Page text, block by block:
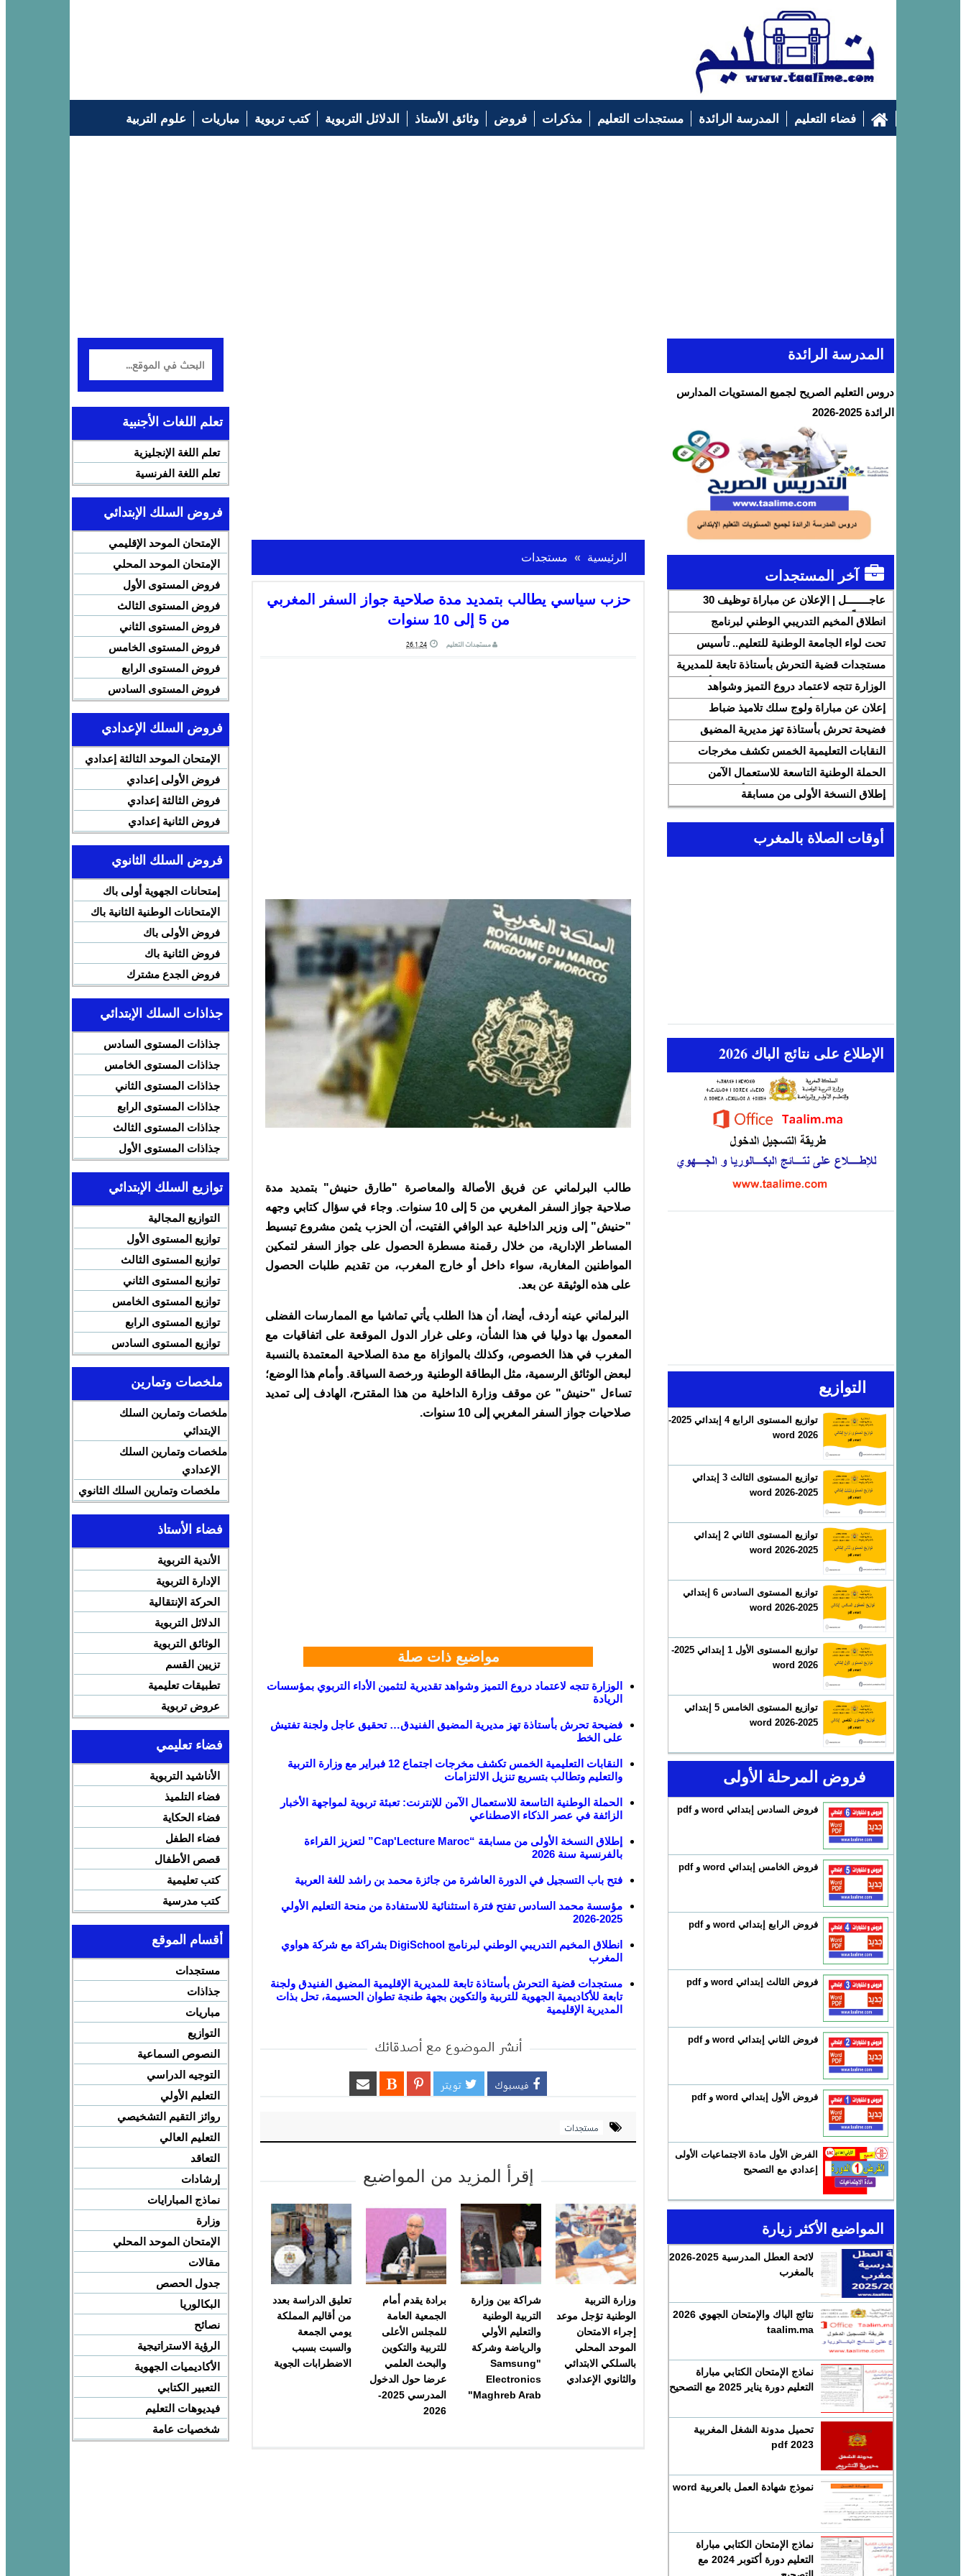
فضاء التعليم المدرسة الرائدة مستجدات التعليم مذكرات فروض وثائق الأستاذ الدلائل التربوية كتب تربوية مباريات
علوم التربية
الرئيسية مستجدات
حزب سياسي يطالب بتمديد مدة صلاحية جواز السفر المغربي
من 5 إلى 10 سنوات
مستجدات التعليم 26.1.24
طالب البرلماني عن فريق الأصالة والمعاصرة "طارق حنيش" بتمديد مدة
صلاحية جواز السفر المغربي من 5 إلى 10 سنوات. وجاء في سؤال كتابي وجهه
"حنيش" إلى وزير الداخلية عبد الوافي الفتيت، أن الحزب يثمن مشروع تبسيط
المساطر الإدارية، من خلال رقمنة مسطرة الحصول على جواز السفر لتمكين
المواطنين المغاربة، سواء داخل أو خارج المغرب، من تقديم طلبات الحصول
على هذه الوثيقة عن بعد.
البرلماني عينه أردف، أيضا، أن هذا الطلب يأتي تماشيا مع الممارسات الفضلى
المعمول بها دوليا في هذا الشأن، وعلى غرار الدول الموقعة على اتفاقيات مع
المغرب في هذا الخصوص، وكذلك بالموازاة مع مدة الصلاحية المعتمدة بالنسبة
لبعض الوثائق الرسمية، مثل البطاقة الوطنية ورخصة السياقة. وأمام هذا الوضع؛
تساءل "حنيش" عن موقف وزارة الداخلية من هذا المقترح، الهادف إلى تمديد
صلاحيات جواز السفر المغربي إلى 10 سنوات.
مواضيع ذات صلة
الوزارة تتجه لاعتماد دروع التميز وشواهد تقديرية لتثمين الأداء التربوي بمؤسسات
الريادة
فضيحة تحرش بأستاذة تهز مديرية المضيق الفنيدق… تحقيق عاجل ولجنة تفتيش
على الخط
النقابات التعليمية الخمس تكشف مخرجات اجتماع 12 فبراير مع وزارة التربية
والتعليم وتطالب بتسريع تنزيل الالتزامات
الحملة الوطنية التاسعة للاستعمال الآمن للإنترنت: تعبئة تربوية لمواجهة الأخبار
الزائفة في عصر الذكاء الاصطناعي
إطلاق النسخة الأولى من مسابقة “Cap'Lecture Maroc” لتعزيز القراءة
بالفرنسية سنة 2026
فتح باب التسجيل في الدورة العاشرة من جائزة محمد بن راشد للغة العربية
مؤسسة محمد السادس تفتح فترة استثنائية للاستفادة من منحة التعليم الأولي
2025-2026
انطلاق المخيم التدريبي الوطني لبرنامج DigiSchool بشراكة مع شركة هواوي
المغرب
مستجدات قضية التحرش بأستاذة تابعة للمديرية الإقليمية المضيق الفنيدق ولجنة
تابعة للأكاديمية الجهوية للتربية والتكوين بجهة طنجة تطوان الحسيمة، تحل بذات
المديرية الإقليمية
أنشر الموضوع مع أصدقائك
فيسبوك تويتر
مستجدات
إقرأ المزيد من المواضيع
وزارة التربية
الوطنية تؤجل موعد
إجراء الامتحان
الموحد المحلي
بالسلكي الابتدائي
والثانوي الإعدادي
شراكة بين وزارة
التربية الوطنية
والتعليم الأولي
والرياضة وشركة
"Samsung
Electronics
Maghreb Arab"
برادة يقدم أمام
الجمعية العامة
للمجلس الأعلى
للتربية والتكوين
والبحث العلمي
عرضا حول الدخول
المدرسي 2025-
2026
تعليق الدراسة بعدد
من أقاليم المملكة
يومي الجمعة
والسبت بسبب
الاضطرابات الجوية
المدرسة الرائدة
دروس التعليم الصريح لجميع المستويات المدارس
الرائدة 2025-2026
آخر المستجدات
عاجــــــــل | الإعلان عن مباراة توظيف 30
متصرفاً من الدرجة الثانية بقطاع الشباب
انطلاق المخيم التدريبي الوطني لبرنامج
DigiSchool بشراكة مع شركة هواوي المغرب
تحت لواء الجامعة الوطنية للتعليم.. تأسيس
النقابة الوطنية للمتصرفين والمتصرفات بقطاع
التربية الوطنية SNASE وانتخاب مكتبها
الوطني
مستجدات قضية التحرش بأستاذة تابعة للمديرية
الإقليمية المضيق الفنيدق ولجنة تابعة للأكاديمية
الجهوية للتربية والتكوين بجهة طنجة تطوان
الحسيمة، تحل بذات المديرية الإقليمية
الوزارة تتجه لاعتماد دروع التميز وشواهد
تقديرية لتثمين الأداء التربوي بمؤسسات الريادة
إعلان عن مباراة ولوج سلك تلاميذ ضباط
المدرسة الملكية الجوية لسنة 2026
فضيحة تحرش بأستاذة تهز مديرية المضيق
الفنيدق… تحقيق عاجل ولجنة تفتيش على
الخط
النقابات التعليمية الخمس تكشف مخرجات
اجتماع 12 فبراير مع وزارة التربية والتعليم
وتطالب بتسريع تنزيل الالتزامات
الحملة الوطنية التاسعة للاستعمال الآمن
للإنترنت: تعبئة تربوية لمواجهة الأخبار الزائفة
في عصر الذكاء الاصطناعي
إطلاق النسخة الأولى من مسابقة
“Cap'Lecture Maroc” لتعزيز القراءة
بالفرنسية سنة 2026
أوقات الصلاة بالمغرب
الإطلاع على نتائج الباك 2026
التوازيع
توازيع المستوى الرابع 4 إبتدائي 2025-
2026 word
توازيع المستوى الثالث 3 إبتدائي
2025-2026 word
توازيع المستوى الثاني 2 إبتدائي
2025-2026 word
توازيع المستوى السادس 6 إبتدائي
2025-2026 word
توازيع المستوى الأول 1 إبتدائي 2025-
2026 word
توازيع المستوى الخامس 5 إبتدائي
2025-2026 word
فروض المرحلة الأولى
فروض السادس إبتدائي word و pdf
فروض الخامس إبتدائي word و pdf
فروض الرابع إبتدائي word و pdf
فروض الثالث إبتدائي word و pdf
فروض الثاني إبتدائي word و pdf
فروض الأول إبتدائي word و pdf
الفرض الأول مادة الاجتماعيات الأولى
إعدادي مع التصحيح
المواضيع الأكثر زيارة
لائحة العطل المدرسية 2025-2026
بالمغرب
نتائج الباك والإمتحان الجهوي 2026
taalim.ma
نماذج الإمتحان الكتابي مباراة
التعليم دورة يناير 2025 مع التصحيح
تحميل مدونة الشغل المغربية
2023 pdf
نموذج شهادة العمل بالعربية word
نماذج الإمتحان الكتابي مباراة
التعليم دورة أكتوبر 2024 مع
تعلم اللغات الأجنبية
تعلم اللغة الإنجليزية
تعلم اللغة الفرنسية
فروض السلك الإبتدائي
الإمتحان الموحد الإقليمي
الإمتحان الموحد المحلي
فروض المستوى الأول
فروض المستوى الثالث
فروض المستوى الثاني
فروض المستوى الخامس
فروض المستوى الرابع
فروض المستوى السادس
فروض السلك الإعدادي
الإمتحان الموحد الثالثة إعدادي
فروض الأولى إعدادي
فروض الثالثة إعدادي
فروض الثانية إعدادي
فروض السلك الثانوي
إمتحانات الجهوية أولى باك
الإمتحانات الوطنية الثانية باك
فروض الأولى باك
فروض الثانية باك
فروض الجدع مشترك
جذاذات السلك الإبتدائي
جذاذات المستوى السادس
جذاذات المستوى الخامس
جذاذات المستوى الثاني
جذاذات المستوى الرابع
جذاذات المستوى الثالث
جذاذات المستوى الأول
توازيع السلك الإبتدائي
التوازيع المجالية
توازيع المستوى الأول
توازيع المستوى الثالث
توازيع المستوى الثاني
توازيع المستوى الخامس
توازيع المستوى الرابع
توازيع المستوى السادس
ملخصات وتمارين
ملخصات وتمارين السلك
الإبتدائي
ملخصات وتمارين السلك
الإعدادي
ملخصات وتمارين السلك الثانوي
فضاء الأستاذ
الأندية التربوية
الإدارة التربوية
الحركة الإنتقالية
الدلائل التربوية
الوثائق التربوية
تزيين القسم
تطبيقات تعليمية
عروض تربوية
فضاء تعليمي
الأناشيد التربوية
فضاء التلميذ
فضاء الحكاية
فضاء الطفل
قصص الأطفال
كتب تعليمية
كتب مدرسية
أقسام الموقع
مستجدات
جذاذات
مباريات
التوازيع
النصوص السماعية
التوجيه الدراسي
التعليم الأولي
روائز التقيم التشخيصي
التعليم العالي
التعاقد
إرشادات
نماذج المبارايات
وزارة
الإمتحان الموحد المحلي
مقالات
جدول الحصص
البكالوريا
نصائح
الرؤية الاستراتيجية
الأكاديميات الجهوية
التعبير الكتابي
فيديوهات التعليم
شخصيات عامة